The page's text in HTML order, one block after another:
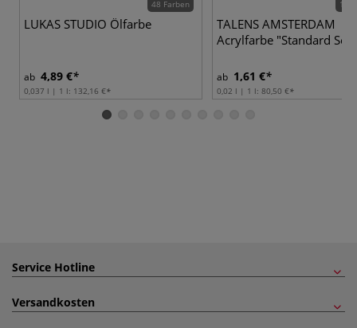
48 Farben
LUKAS STUDIO Ölfarbe
ab 4,89 €
0,037 l | 1 l: 132,16 €
102
TALENS AMSTERDAM
Acrylfarbe "Standard
ab 1,61 €
0,02 l | 1 l: 80,50 €
Service Hotline
Versandkosten